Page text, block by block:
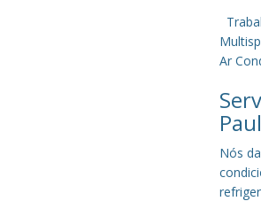
Ar
Nós da